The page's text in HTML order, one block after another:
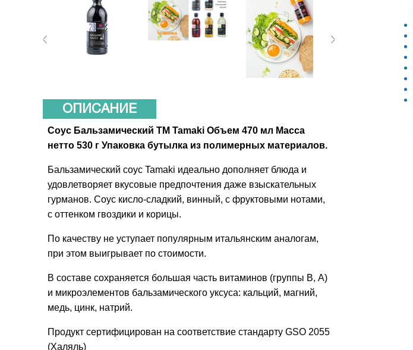
ОПИСАНИЕ
Соус Бальзамический ТМ Tamaki Объем 470 мл Масса
нетто 530 г Упаковка бутылка из полимерных материалов.
Бальзамический соус Tamaki идеально дополняет блюда и
удовлетворяет вкусовые предпочтения даже взыскательных
гурманов. Соус кисло-сладкий, винный, с фруктовыми нотами,
с оттенком гвоздики и корицы.
По качеству не уступает популярным итальянским аналогам,
при этом выигрывает по стоимости.
В составе сохраняется большая часть витаминов (группы В, А)
и микроэлементов бальзамического уксуса: кальций, магний,
медь, цинк, натрий.
Продукт сертифицирован на соответствие стандарту GSO 2055
(Халяль)